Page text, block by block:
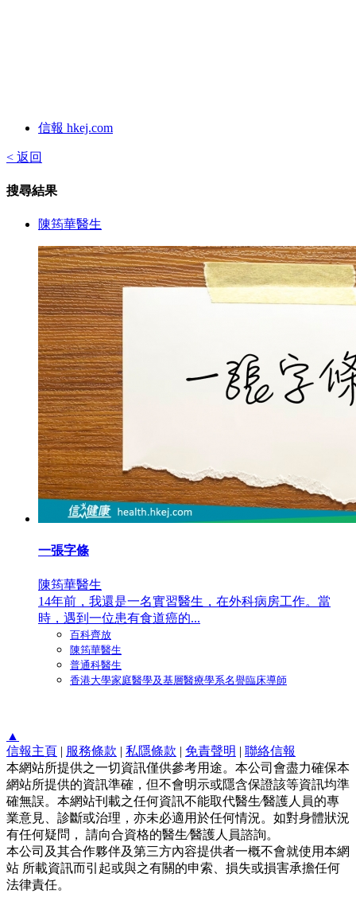
信報 hkej.com
< 返回
搜尋結果
陳筠華醫生
一張字條
陳筠華醫生
14年前，我還是一名實習醫生，在外科病房工作。當
時，遇到一位患有食道癌的...
百科齊放
陳筠華醫生
普通科醫生
香港大學家庭醫學及基層醫療學系名譽臨床導師
▲
信報主頁 | 服務條款 | 私隱條款 | 免責聲明 | 聯絡信報
本網站所提供之一切資訊僅供參考用途。本公司會盡力確保本
網站所提供的資訊準確，但不會明示或隱含保證該等資訊均準
確無誤。本網站刊載之任何資訊不能取代醫生∕醫護人員的專
業意見、診斷或治理，亦未必適用於任何情況。如對身體狀況
有任何疑問， 請向合資格的醫生∕醫護人員諮詢。
本公司及其合作夥伴及第三方內容提供者一概不會就使用本網
站 所載資訊而引起或與之有關的申索、損失或損害承擔任何
法律責任。